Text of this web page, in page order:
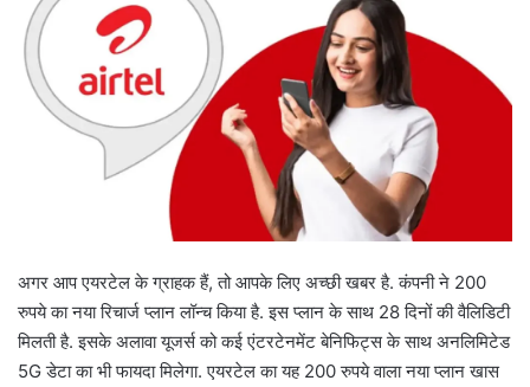
अगर आप एयरटेल के ग्राहक हैं, तो आपके लिए अच्छी खबर है. कंपनी ने 200
रुपये का नया रिचार्ज प्लान लॉन्च किया है. इस प्लान के साथ 28 दिनों की वैलिडिटी
मिलती है. इसके अलावा यूजर्स को कई एंटरटेनमेंट बेनिफिट्स के साथ अनलिमिटेड
5G डेटा का भी फायदा मिलेगा. एयरटेल का यह 200 रुपये वाला नया प्लान खास